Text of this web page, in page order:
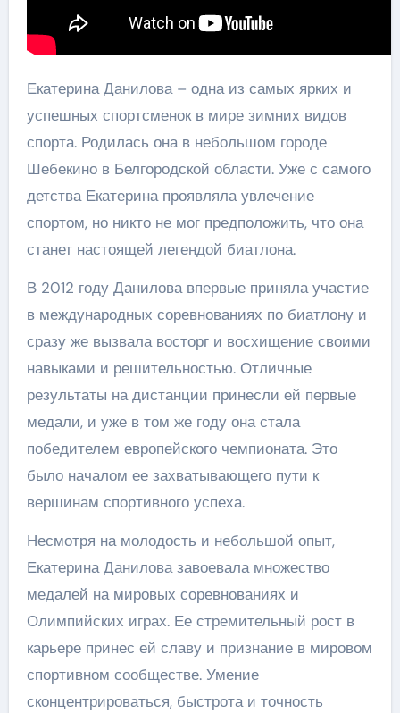
Екатерина Данилова – одна из самых ярких и
успешных спортсменок в мире зимних видов
спорта. Родилась она в небольшом городе
Шебекино в Белгородской области. Уже с самого
детства Екатерина проявляла увлечение
спортом, но никто не мог предположить, что она
станет настоящей легендой биатлона.
В 2012 году Данилова впервые приняла участие
в международных соревнованиях по биатлону и
сразу же вызвала восторг и восхищение своими
навыками и решительностью. Отличные
результаты на дистанции принесли ей первые
медали, и уже в том же году она стала
победителем европейского чемпионата. Это
было началом ее захватывающего пути к
вершинам спортивного успеха.
Несмотря на молодость и небольшой опыт,
Екатерина Данилова завоевала множество
медалей на мировых соревнованиях и
Олимпийских играх. Ее стремительный рост в
карьере принес ей славу и признание в мировом
спортивном сообществе. Умение
сконцентрироваться, быстрота и точность